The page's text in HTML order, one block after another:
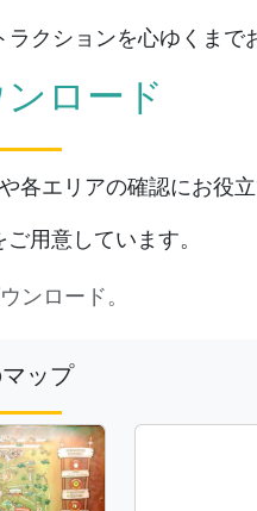
クションを心ゆくまで
ロード
エリアの確認にお役立
用意しています。
ンロード。
ップ